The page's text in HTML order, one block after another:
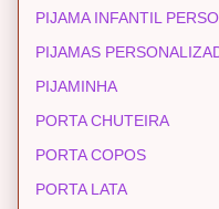
PIJAMA INFANTIL
PIJAMAS
PIJAMINHA
PORTA CHUTEIRA
PORTA COPOS
PORTA LATA